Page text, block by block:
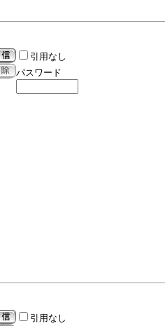
引用なし
パスワード
引用なし